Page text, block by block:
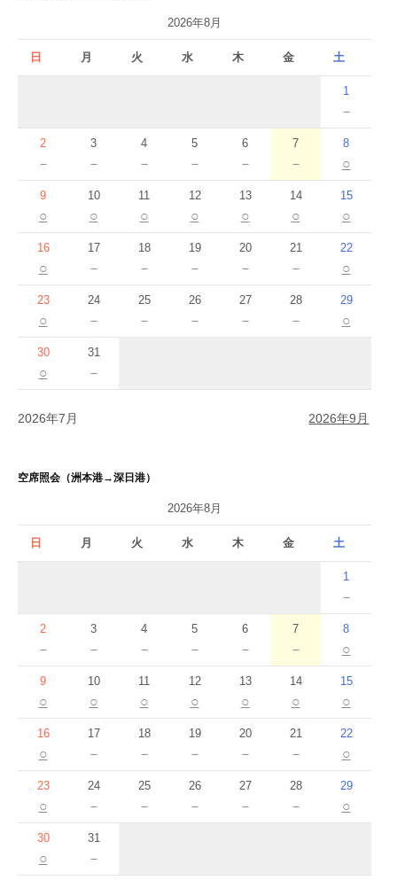
ョ
ン
2026年8月
日 月 火 水 木 金 土
1
－
2
－
3
－
4
－
5
－
6
－
7
－
8
○
9
○
10
○
11
○
12
○
13
○
14
○
15
○
16
○
17
－
18
－
19
－
20
－
21
－
22
○
23
○
24
－
25
－
26
－
27
－
28
－
29
○
30
○
31
－
2026年7月 2026年9月
空席照会（洲本港→深日港）
2026年8月
日 月 火 水 木 金 土
1
－
2
－
3
－
4
－
5
－
6
－
7
－
8
○
9
○
10
○
11
○
12
○
13
○
14
○
15
○
16
○
17
－
18
－
19
－
20
－
21
－
22
○
23
○
24
－
25
－
26
－
27
－
28
－
29
○
30
○
31
－